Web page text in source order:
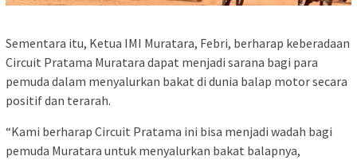
Sementara itu, Ketua IMI Muratara, Febri, berharap keberadaan
Circuit Pratama Muratara dapat menjadi sarana bagi para
pemuda dalam menyalurkan bakat di dunia balap motor secara
positif dan terarah.
“Kami berharap Circuit Pratama ini bisa menjadi wadah bagi
pemuda Muratara untuk menyalurkan bakat balapnya,